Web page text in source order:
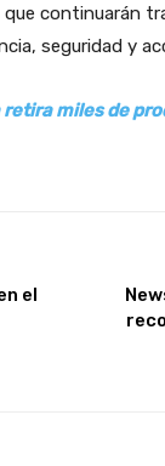
continuarán
seguridad y
miles de
el